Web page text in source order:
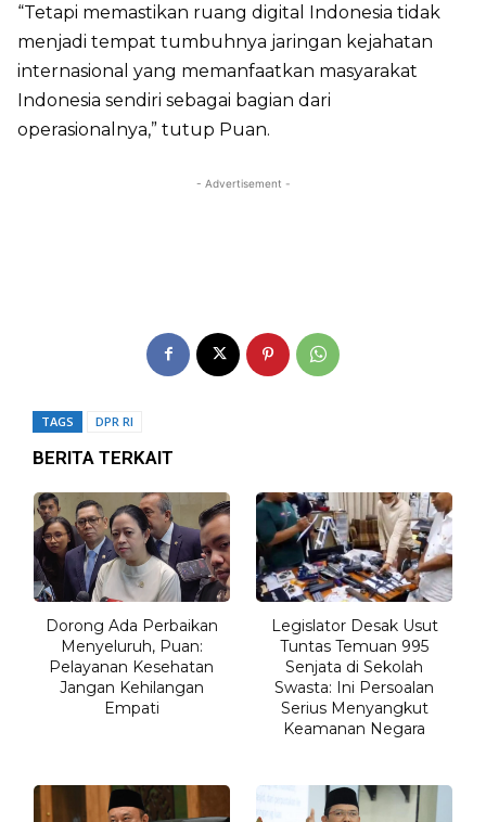
“Tetapi memastikan ruang digital Indonesia tidak
menjadi tempat tumbuhnya jaringan kejahatan
internasional yang memanfaatkan masyarakat
Indonesia sendiri sebagai bagian dari
operasionalnya,” tutup Puan.
- Advertisement -
TAGS DPR RI
BERITA TERKAIT
Dorong Ada Perbaikan
Menyeluruh, Puan:
Pelayanan Kesehatan
Jangan Kehilangan
Empati
Legislator Desak Usut
Tuntas Temuan 995
Senjata di Sekolah
Swasta: Ini Persoalan
Serius Menyangkut
Keamanan Negara